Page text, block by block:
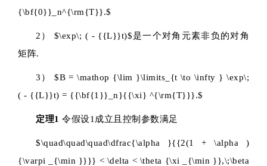
{\bf{0}}_n^{\rm{T}}.$
2） $\exp\; ( - {{L}}t)$是一个对角元素非负的对角
矩阵.
3）$B = \mathop {\lim }\limits_{t \to \infty } \exp\;
( - {{L}}t) = {{\bf{1}}_n}{{\xi} ^{\rm{T}}}.$
定理1 令假设1成立且控制参数满足
$\quad\quad\quad\dfrac{\alpha }{{2(1 + \alpha )
{\varpi _{\min }}}} < \delta < \theta {\xi _{\min }},\;\beta